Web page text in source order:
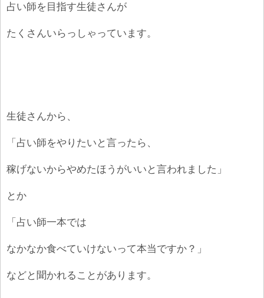
占い師を目指す生徒さんが
たくさんいらっしゃっています。
生徒さんから、
「占い師をやりたいと言ったら、
稼げないからやめたほうがいいと言われました」
とか
「占い師一本では
なかなか食べていけないって本当ですか？」
などと聞かれることがあります。